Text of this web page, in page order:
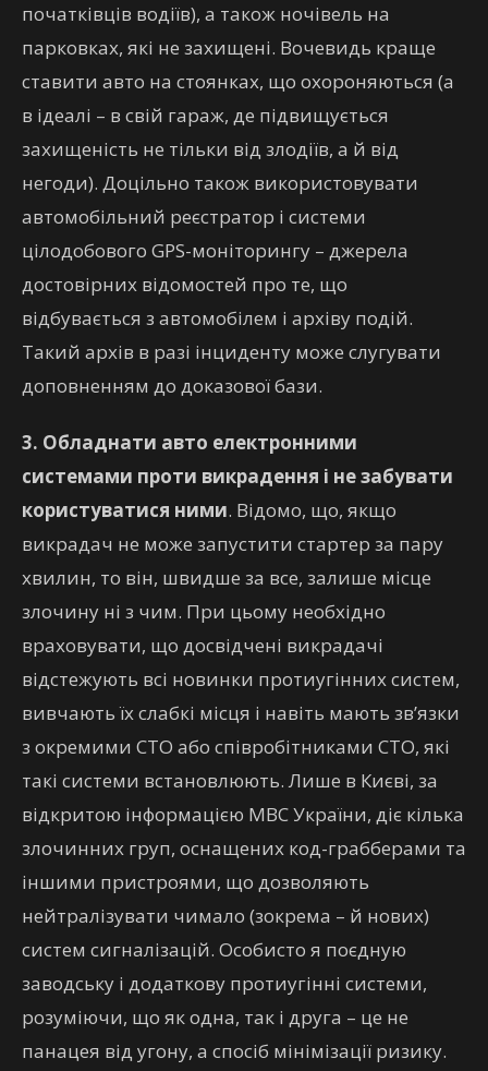
початківців водіїв), а також ночівель на
парковках, які не захищені. Вочевидь краще
ставити авто на стоянках, що охороняються (а
в ідеалі – в свій гараж, де підвищується
захищеність не тільки від злодіїв, а й від
негоди). Доцільно також використовувати
автомобільний реєстратор і системи
цілодобового GPS-моніторингу – джерела
достовірних відомостей про те, що
відбувається з автомобілем і архіву подій.
Такий архів в разі інциденту може слугувати
доповненням до доказової бази.
3. Обладнати авто електронними
системами проти викрадення і не забувати
користуватися ними. Відомо, що, якщо
викрадач не може запустити стартер за пару
хвилин, то він, швидше за все, залише місце
злочину ні з чим. При цьому необхідно
враховувати, що досвідчені викрадачі
відстежують всі новинки протиугінних систем,
вивчають їх слабкі місця і навіть мають зв’язки
з окремими СТО або співробітниками СТО, які
такі системи встановлюють. Лише в Києві, за
відкритою інформацією МВС України, діє кілька
злочинних груп, оснащених код-грабберами та
іншими пристроями, що дозволяють
нейтралізувати чимало (зокрема – й нових)
систем сигналізацій. Особисто я поєдную
заводську і додаткову протиугінні системи,
розуміючи, що як одна, так і друга – це не
панацея від угону, а спосіб мінімізації ризику.